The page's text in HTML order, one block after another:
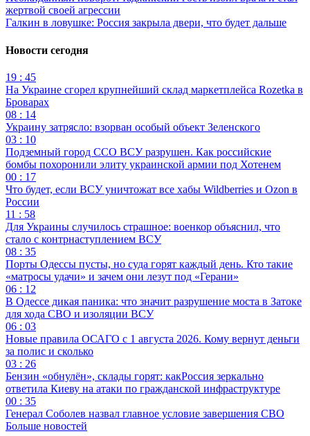
жертвой своей агрессии
Галкин в ловушке: Россия закрыла двери, что будет дальше
Новости сегодня
19 : 45
На Украине сгорел крупнейший склад маркетплейса Rozetka в
Броварах
08 : 14
Украину затрясло: взорван особый объект Зеленского
03 : 10
Подземный город ССО ВСУ разрушен. Как российские
бомбы похоронили элиту украинской армии под Хотенем
00 : 17
Что будет, если ВСУ уничтожат все хабы Wildberries и Ozon в
России
11 : 58
Для Украины случилось страшное: военкор объяснил, что
стало с контрнаступлением ВСУ
08 : 35
Порты Одессы пусты, но суда горят каждый день. Кто такие
«матросы удачи» и зачем они лезут под «Герани»
06 : 12
В Одессе дикая паника: что значит разрушение моста в Затоке
для хода СВО и изоляции ВСУ
06 : 03
Новые правила ОСАГО с 1 августа 2026. Кому вернут деньги
за полис и сколько
03 : 26
Бензин «обнулён», склады горят: какРоссия зеркально
ответила Киеву на атаки по гражданской инфраструктуре
00 : 35
Генерал Соболев назвал главное условие завершения СВО
Больше новостей